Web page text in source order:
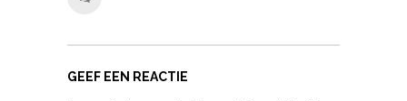
GEEF EEN REACTIE